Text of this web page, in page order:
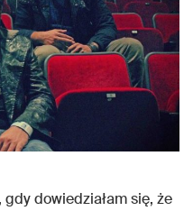
gdy dowiedziałam się, że